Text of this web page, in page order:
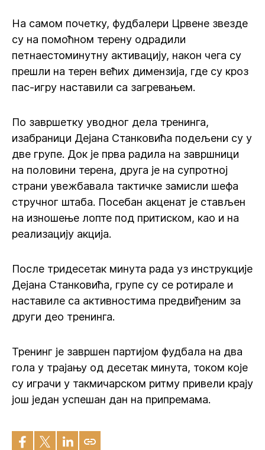
На самом почетку, фудбалери Црвене звезде
су на помоћном терену одрадили
петнаестоминутну активацију, након чега су
прешли на терен већих димензија, где су кроз
пас-игру наставили са загревањем.
По завршетку уводног дела тренинга,
изабраници Дејана Станковића подељени су у
две групе. Док је прва радила на завршници
на половини терена, друга је на супротној
страни увежбавала тактичке замисли шефа
стручног штаба. Посебан акценат је стављен
на изношење лопте под притиском, као и на
реализацију акција.
После тридесетак минута рада уз инструкције
Дејана Станковића, групе су се ротирале и
наставиле са активностима предвиђеним за
други део тренинга.
Тренинг је завршен партијом фудбала на два
гола у трајању од десетак минута, током које
су играчи у такмичарском ритму привели крају
још један успешан дан на припремама.